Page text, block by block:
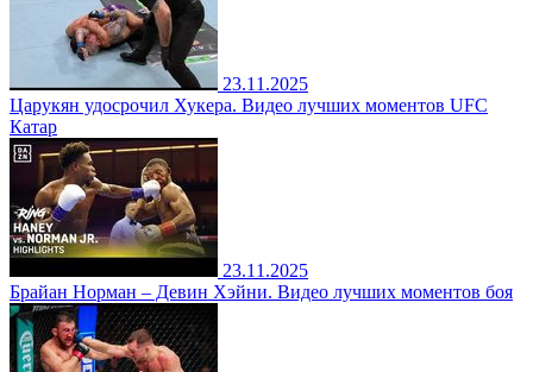
23.11.2025
Царукян удосрочил Хукера. Видео лучших моментов UFC
Катар
23.11.2025
Брайан Норман – Девин Хэйни. Видео лучших моментов боя